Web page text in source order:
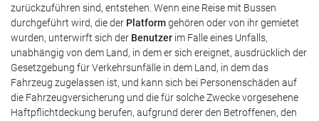
zurückzuführen sind, entstehen. Wenn eine Reise mit Bussen
durchgeführt wird, die der Platformgehören oder von ihr gemietet
wurden, unterwirft sich der Benutzer im Falle eines Unfalls,
unabhängig von dem Land, in dem er sich ereignet, ausdrücklich der
Gesetzgebung für Verkehrsunfälle in dem Land, in dem das
Fahrzeug zugelassen ist, und kann sich bei Personenschäden auf
die Fahrzeugversicherung und die für solche Zwecke vorgesehene
Haftpflichtdeckung berufen, aufgrund derer den Betroffenen, den